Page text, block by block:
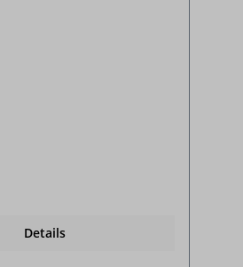
Details